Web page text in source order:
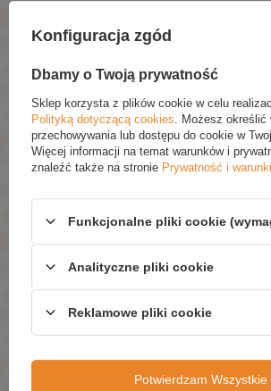
NAPISZ SWOJĄ OPINIĘ
Twoja ocena:
Treść twojej opinii
Konfiguracja zgód
Dbamy o Twoją prywatność
Sklep korzysta z plików cookie w celu
Polityką dotyczącą cookies . Możesz określić
przechowywania lub dostępu do cookie w
Więcej informacji na temat warunków i
znaleźć także na stronie Prywatność i
Funkcjonalne pliki cookie
Analityczne pliki cookie
Reklamowe pliki cookie
Potwierdzam Wszystkie